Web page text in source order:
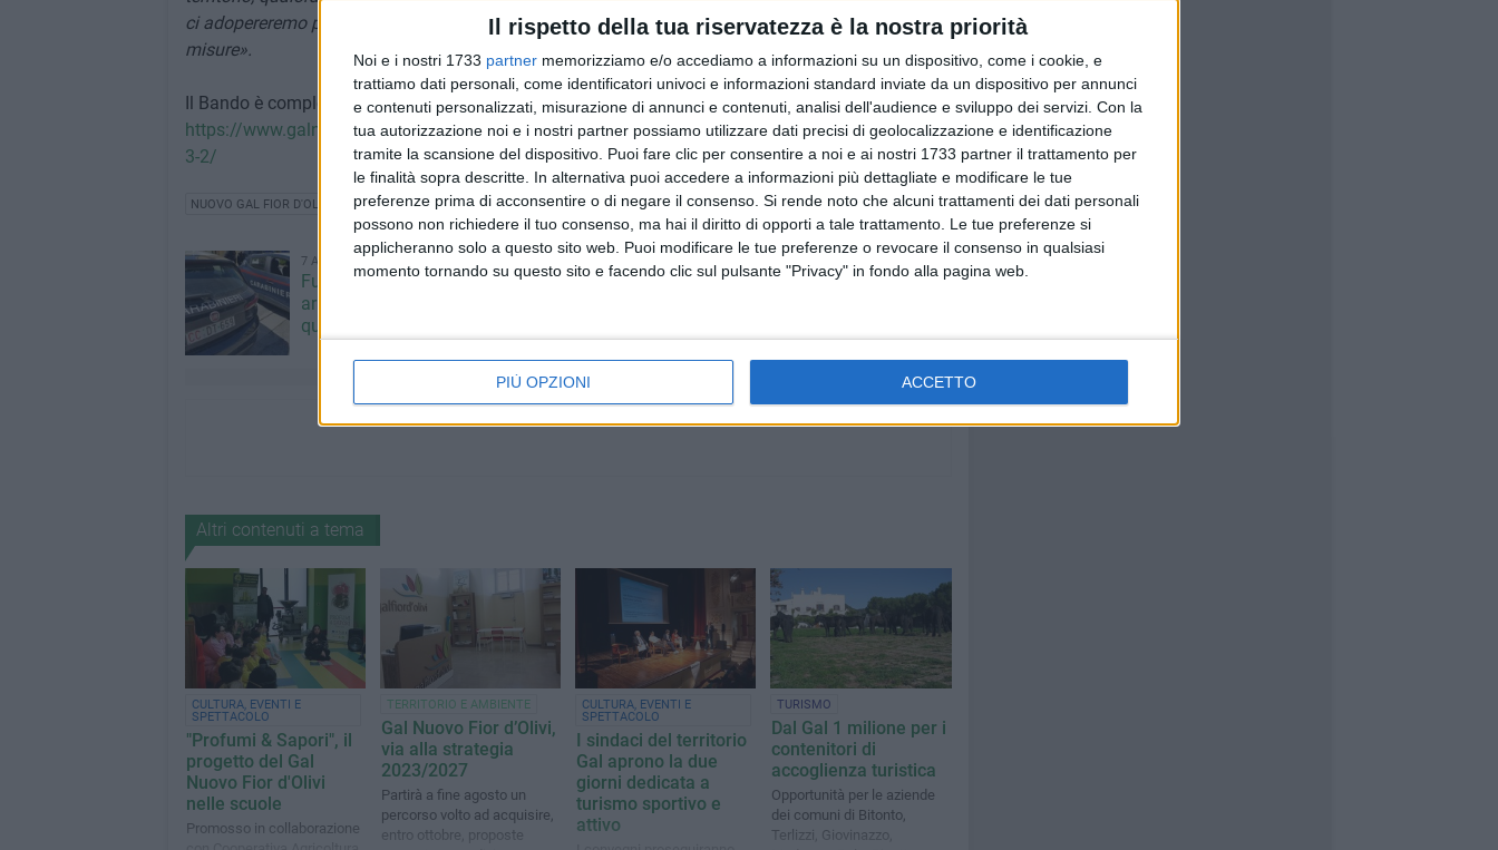
Il rispetto della tua riservatezza è la nostra priorità
Noi e i nostri 1733 partner memorizziamo e/o accediamo a informazioni su un dispositivo, come i cookie, e
trattiamo dati personali, come identificatori univoci e informazioni standard inviate da un dispositivo per annunci
e contenuti personalizzati, misurazione di annunci e contenuti, analisi dell'audience e sviluppo dei servizi. Con la
tua autorizzazione noi e i nostri partner possiamo utilizzare dati precisi di geolocalizzazione e identificazione
tramite la scansione del dispositivo. Puoi fare clic per consentire a noi e ai nostri 1733 partner il trattamento per
le finalità sopra descritte. In alternativa puoi accedere a informazioni più dettagliate e modificare le tue
preferenze prima di acconsentire o di negare il consenso. Si rende noto che alcuni trattamenti dei dati personali
possono non richiedere il tuo consenso, ma hai il diritto di opporti a tale trattamento. Le tue preferenze si
applicheranno solo a questo sito web. Puoi modificare le tue preferenze o revocare il consenso in qualsiasi
momento tornando su questo sito e facendo clic sul pulsante "Privacy" in fondo alla pagina web.
PIÙ OPZIONI ACCETTO
ci adopereremo per recuperare i fondi necessari attraverso la rimodulazione delle dotazione delle
misure».
Il Bando è completo è visibile al link
https://www.galnuovofiordolivi.it/riapertura-avviso-pubblico-fondo-feasr-azione-1-intervento-1-1-1-
3-2/
NUOVO GAL FIOR D'OLIVI
7 AGOSTO 2026
Furti e assalto al bancomat,
arrestato 30enne: deve scontare
quasi 10 anni
Piazza Aldo Moro, SI-AVS:
Altri contenuti a tema
CULTURA, EVENTI E
SPETTACOLO
"Profumi & Sapori", il
progetto del Gal
Nuovo Fior d'Olivi
nelle scuole
Promosso in collaborazione
TERRITORIO E AMBIENTE
Gal Nuovo Fior d’Olivi,
via alla strategia
2023/2027
Partirà a fine agosto un
percorso volto ad acquisire,
entro ottobre, proposte
CULTURA, EVENTI E
SPETTACOLO
I sindaci del territorio
Gal aprono la due
giorni dedicata a
turismo sportivo e
attivo
TURISMO
Dal Gal 1 milione per i
contenitori di
accoglienza turistica
Opportunità per le aziende
dei comuni di Bitonto,
Terlizzi, Giovinazzo,